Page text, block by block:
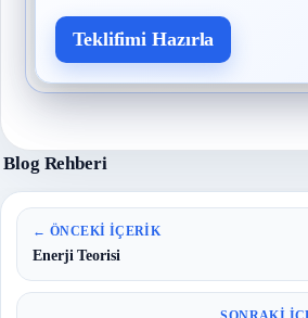
Teklifimi Hazırla
Blog Rehberi
← ÖNCEKI İÇERIK
Enerji Teorisi